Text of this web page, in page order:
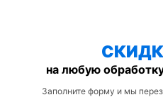
на любую
Заполните форму и мы